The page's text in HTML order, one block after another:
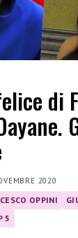
di
2020
OPPINI
5